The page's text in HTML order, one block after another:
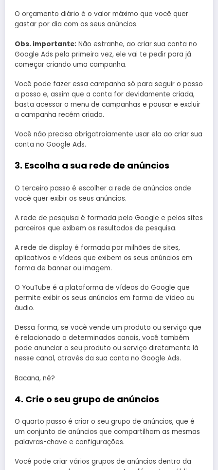
O orçamento diário é o valor máximo que você quer
gastar por dia com os seus anúncios.
Obs. importante: Não estranhe, ao criar sua conta no
Google Ads pela primeira vez, ele vai te pedir para já
começar criando uma campanha.
Você pode fazer essa campanha só para seguir o passo
a passo e, assim que a conta for devidamente criada,
basta acessar o menu de campanhas e pausar e excluir
a campanha recém criada.
Você não precisa obrigatroiamente usar ela ao criar sua
conta no Google Ads.
3. Escolha a sua rede de anúncios
O terceiro passo é escolher a rede de anúncios onde
você quer exibir os seus anúncios.
A rede de pesquisa é formada pelo Google e pelos sites
parceiros que exibem os resultados de pesquisa.
A rede de display é formada por milhões de sites,
aplicativos e vídeos que exibem os seus anúncios em
forma de banner ou imagem.
O YouTube é a plataforma de vídeos do Google que
permite exibir os seus anúncios em forma de vídeo ou
áudio.
Dessa forma, se você vende um produto ou serviço que
é relacionado a determinados canais, você também
pode anunciar o seu produto ou serviço diretamente lá
nesse canal, através da sua conta no Google Ads.
Bacana, né?
4. Crie o seu grupo de anúncios
O quarto passo é criar o seu grupo de anúncios, que é
um conjunto de anúncios que compartilham as mesmas
palavras-chave e configurações.
Você pode criar vários grupos de anúncios dentro da